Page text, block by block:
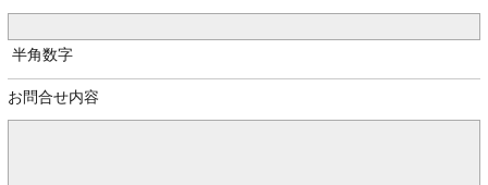
半角数字
お問合せ内容